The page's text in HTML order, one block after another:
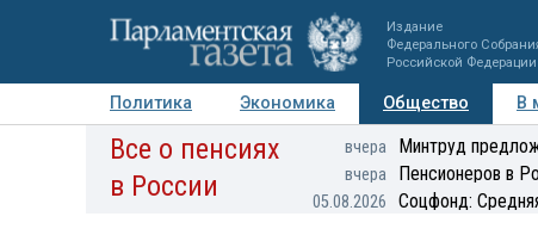
Издание
Федерального
Российской Федерации
Политика Экономика Общество В
Авторы Персоны Мнения Регионы
Все о пенсиях
в России
вчера Минтруд
вчера Пенсионеров в
05.08.2026 Соцфонд: